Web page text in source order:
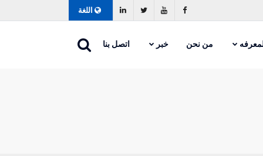
فيسبوكيوتيوب التغريد لينكد إناللغة
من نحن خبر اتصل بنا